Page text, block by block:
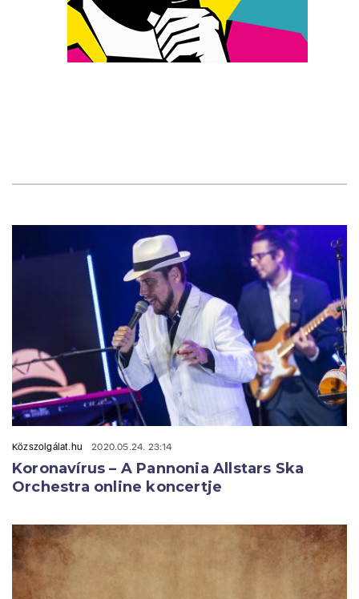
Közszolgálat.hu 2020.05.24. 23:14
Koronavírus – A Pannonia Allstars Ska
Orchestra online koncertje